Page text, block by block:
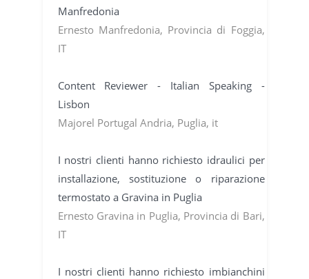
Manfredonia
Ernesto Manfredonia, Provincia di Foggia,
IT
Content Reviewer - Italian Speaking -
Lisbon
Majorel Portugal Andria, Puglia, it
I nostri clienti hanno richiesto idraulici per
installazione, sostituzione o riparazione
termostato a Gravina in Puglia
Ernesto Gravina in Puglia, Provincia di Bari,
IT
I nostri clienti hanno richiesto imbianchini